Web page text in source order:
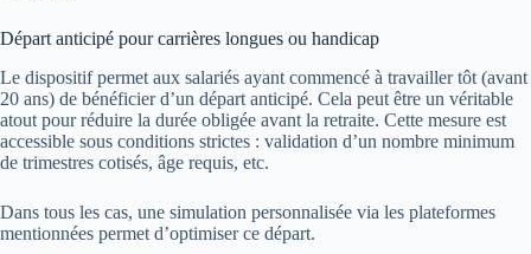
Départ anticipé pour carrières longues ou handicap
Le dispositif permet aux salariés ayant commencé à travailler tôt (avant
20 ans) de bénéficier d’un départ anticipé. Cela peut être un véritable
atout pour réduire la durée obligée avant la retraite. Cette mesure est
accessible sous conditions strictes : validation d’un nombre minimum
de trimestres cotisés, âge requis, etc.
Dans tous les cas, une simulation personnalisée via les plateformes
mentionnées permet d’optimiser ce départ.